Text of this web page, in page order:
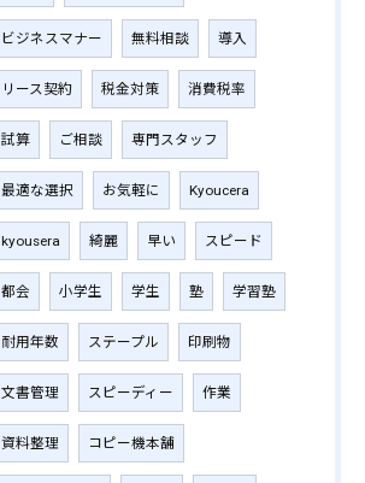
ビジネスマナー 無料相談 導入
リース契約 税金対策 消費税率
試算 ご相談 専門スタッフ
最適な選択 お気軽に Kyoucera
kyousera 綺麗 早い スピード
都会 小学生 学生 塾 学習塾
耐用年数 ステープル 印刷物
文書管理 スピーディー 作業
資料整理 コピー機本舗